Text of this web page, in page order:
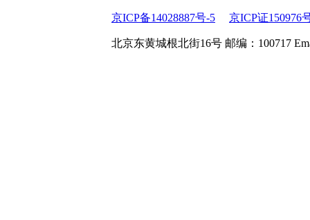
京ICP备14028887号-5 京ICP证150976
北京东黄城根北街16号 邮编：100717